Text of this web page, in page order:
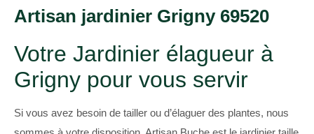
Artisan jardinier Grigny 69520
Votre Jardinier élagueur à
Grigny pour vous servir
Si vous avez besoin de tailler ou d’élaguer des plantes, nous